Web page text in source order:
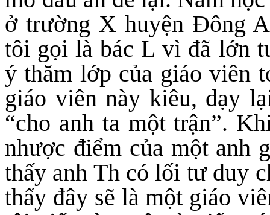
ở trường X huyện Đông
tôi gọi là bác L vì đã lớn
ý thăm lớp của giáo viên
giáo viên này kiêu, dạy
“cho anh ta một trận”.
nhược điểm của một anh
thấy anh Th có lối tư duy
thấy đây sẽ là một giáo